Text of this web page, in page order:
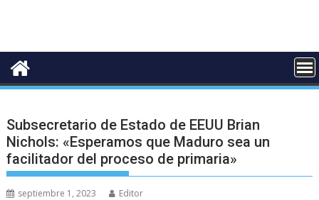
Subsecretario de Estado de EEUU Brian
Nichols: «Esperamos que Maduro sea un
facilitador del proceso de primaria»
septiembre 1, 2023 Editor